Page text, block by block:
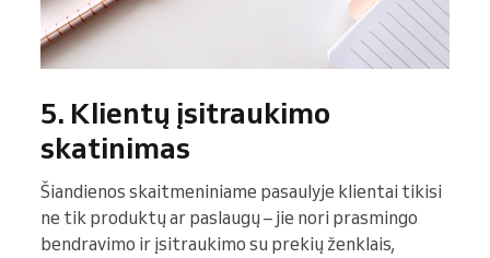
5. Klientų įsitraukimo
skatinimas
Šiandienos skaitmeniniame pasaulyje klientai tikisi
ne tik produktų ar paslaugų – jie nori prasmingo
bendravimo ir įsitraukimo su prekių ženklais,